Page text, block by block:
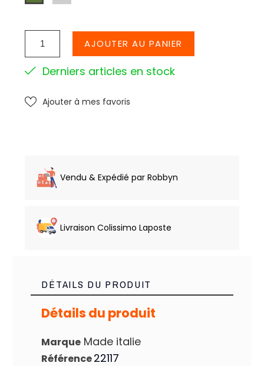
SOURI
AJOUTER AU PANIER
Derniers articles en stock
Ajouter à mes favoris
Vendu & Expédié par Robbyn
Livraison Colissimo Laposte
DÉTAILS DU PRODUIT
Détails du produit
Marque Made italie
Référence22117